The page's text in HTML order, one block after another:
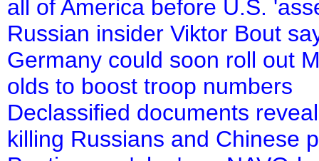
all of America before U.S.
Russian insider Viktor Bout
Germany could soon roll out
olds to boost troop numbers
Declassified documents
killing Russians and Chinese